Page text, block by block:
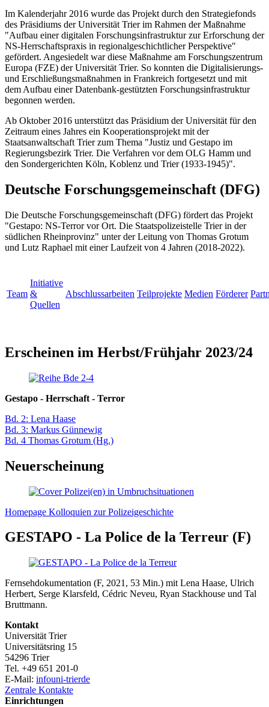
Im Kalenderjahr 2016 wurde das Projekt durch den Strategiefonds
des Präsidiums der Universität Trier im Rahmen der Maßnahme
"Aufbau einer digitalen Forschungsinfrastruktur zur Erforschung der
NS-Herrschaftspraxis in regionalgeschichtlicher Perspektive"
gefördert. Angesiedelt war diese Maßnahme am Forschungszentrum
Europa (FZE) der Universität Trier. So konnten die Digitalisierungs-
und Erschließungsmaßnahmen in Frankreich fortgesetzt und mit
dem Aufbau einer Datenbank-gestützten Forschungsinfrastruktur
begonnen werden.
Ab Oktober 2016 unterstützt das Präsidium der Universität für den
Zeitraum eines Jahres ein Kooperationsprojekt mit der
Staatsanwaltschaft Trier zum Thema "Justiz und Gestapo im
Regierungsbezirk Trier. Die Verfahren vor dem OLG Hamm und
den Sondergerichten Köln, Koblenz und Trier (1933-1945)".
Deutsche Forschungsgemeinschaft (DFG)
Die Deutsche Forschungsgemeinschaft (DFG) fördert das Projekt
"Gestapo: NS-Terror vor Ort. Die Staatspolizeistelle Trier in der
südlichen Rheinprovinz" unter der Leitung von Thomas Grotum
und Lutz Raphael mit einer Laufzeit von 4 Jahren (2018-2022).
Team
Initiative
&
Quellen
Abschlussarbeiten Teilprojekte Medien Förderer
Erscheinen im Herbst/Frühjahr 2023/24
Gestapo - Herrschaft - Terror
Bd. 2: Lena Haase
Bd. 3: Markus Günnewig
Bd. 4 Thomas Grotum (Hg.)
Neuerscheinung
Homepage Kolloquien zur Polizeigeschichte
GESTAPO - La Police de la Terreur (F)
Fernsehdokumentation (F, 2021, 53 Min.) mit Lena Haase, Ulrich
Herbert, Serge Klarsfeld, Cédric Neveu, Ryan Stackhouse und Tal
Bruttmann.
Kontakt
Universität Trier
Universitätsring 15
54296 Trier
Tel. +49 651 201-0
E-Mail: infouni-trierde
Zentrale Kontakte
Einrichtungen